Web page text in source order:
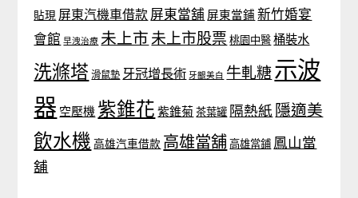
貼現 屏東汽機車借款 屏東當舖 屏東當鋪 新竹婚宴
會館 早洩治療 未上市 未上市股票 桃園中醫 桶裝水
洗滌塔 滑鼠墊 牙冠增長術 牙齦美白 牛軋糖示波
器 空壓機 紫錐花 紫錐菊 茶葉罐 隔熱紙 隱適美
飲水機 高雄汽車借款 高雄當舖 高雄當鋪 鳳山當
舖